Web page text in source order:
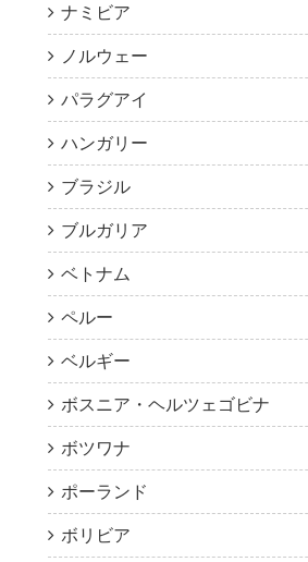
ナミビア
ノルウェー
パラグアイ
ハンガリー
ブラジル
ブルガリア
ベトナム
ペルー
ベルギー
ボスニア・ヘルツェゴビナ
ボツワナ
ポーランド
ボリビア